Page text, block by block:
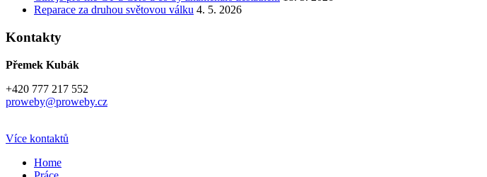
Reparace za druhou světovou válku 4. 5. 2026
Kontakty
Přemek Kubák
+420 777 217 552
proweby@proweby.cz
Více kontaktů
Home